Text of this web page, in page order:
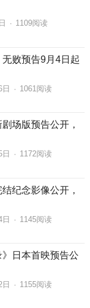
· 1109阅读
无败预告9月4日起
日 · 1061 阅读
场版预告公开，
· 1172阅读
纪念影像公开，
日 · 1145阅读
》日本首映预告公
· 1155阅读